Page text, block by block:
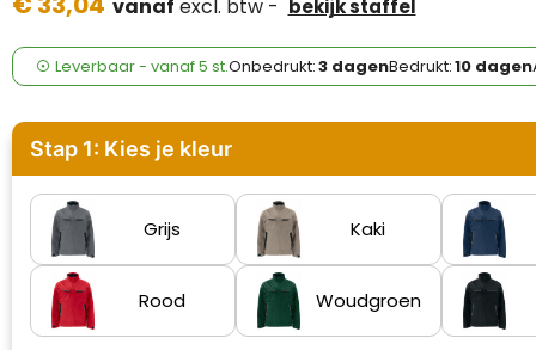
Fresh 'n Rebel
GolfOriginals
James Harvest
Kingcap
Mepal
Moleskine
vanaf excl. btw - bekijk staffel
Leverbaar- vanaf5 st.Onbedrukt:3 dagenBedrukt:10 dagen
Stap 1: Kies je kleur
Grijs Kaki
Rood Woudgroen